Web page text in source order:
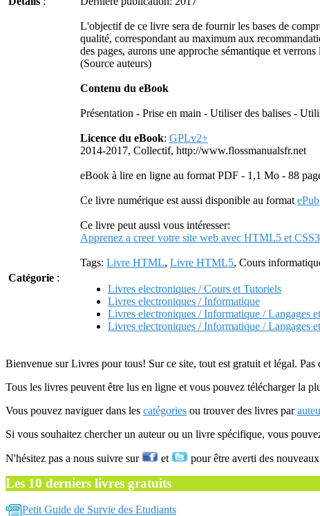
L'objectif de ce livre sera de fournir les bases de
qualité, correspondant au maximum aux
des pages, aurons une approche sémantique et
(Source auteurs)
Contenu du eBook
Présentation - Prise en main - Utiliser des balises -
Licence du eBook: GPLv2+
2014-2017, Collectif, http://www.flossmanualsfr.net
eBook à lire en ligne au format PDF - 1,1 Mo - 88
Ce livre numérique est aussi disponible au format ePub
Ce livre peut aussi vous intéresser:
Apprenez a creer votre site web avec HTML5 et CSS3
Tags: Livre HTML, Livre HTML5, Cours
Catégorie :
Livres electroniques / Cours et Tutoriels
Livres electroniques / Informatique
Livres electroniques / Informatique / Langages
Livres electroniques / Informatique / Langages
Bienvenue sur Livres pour tous! Sur ce site, tout est gratuit et légal.
Tous les livres peuvent être lus en ligne et vous pouvez télécharger la
Vous pouvez naviguer dans les catégories ou trouver des livres par
Si vous souhaitez chercher un auteur ou un livre spécifique, vous
N'hésitez pas a nous suivre sur et pour être averti des
Les 10 derniers livres gratuits
Petit Guide de Survie des Etudiants